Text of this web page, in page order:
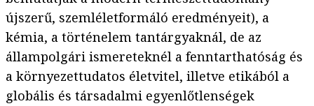
újszerű, szemléletformáló eredményeit), a
kémia, a történelem tantárgyaknál, de az
állampolgári ismereteknél a fenntarthatóság és
a környezettudatos életvitel, illetve etikából a
globális és társadalmi egyenlőtlenségek